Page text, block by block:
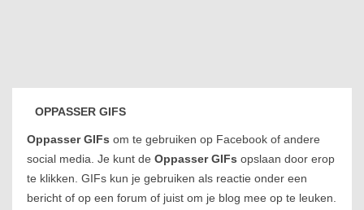
OPPASSER GIFS
Oppasser GIFs om te gebruiken op Facebook of andere
social media. Je kunt de Oppasser GIFs opslaan door erop
te klikken. GIFs kun je gebruiken als reactie onder een
bericht of op een forum of juist om je blog mee op te leuken.